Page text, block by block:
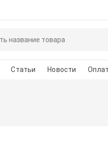
Статьи Новости
Пожалуйста,